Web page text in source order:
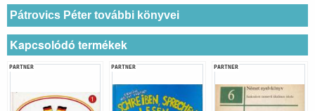
Pátrovics Péter további könyvei
Kapcsolódó termékek
PARTNER PARTNER PARTNER